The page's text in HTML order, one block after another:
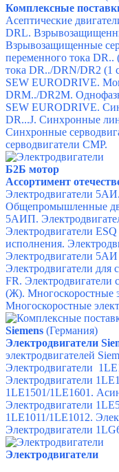
Комплексные
Асептические
DRL.
Взрывозащищенные
переменного тока DR..
тока DR../DRN/DR2 (1
SEW EURODRIVE.
DRM../DR2M.
SEW EURODRIVE.
DR...J. Синхронные
Синхронные
серводвигатели CMP.
Б2Б мотор
Ассортимент
Электродвигатели 5АИ.
Общепромышленные
5АИП.
Электродвигатели ESQ
исполнения.
Электродвигатели
Электродвигатели для
FR. Электродвигатели
(Ж). Многоскоростные
Многоскоростные
Siemens (Германия)
Электродвигатели
электродвигателей
Электродвигатели
Электродвигатели
1LE1501/1LE1601.
Электродвигатели
1LE1011/1LE1012.
Электродвигатели
Электродвигатели